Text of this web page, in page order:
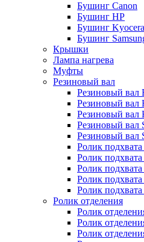
Бушинг Canon
Бушинг HP
Бушинг Kyocera
Бушинг
Крышки
Лампа нагрева
Муфты
Резиновый вал
Резиновый вал
Резиновый вал
Резиновый вал
Резиновый вал
Резиновый вал
Ролик
Ролик
Ролик
Ролик подхвата
Ролик подхвата
Ролик отделения
Ролик
Ролик
Ролик